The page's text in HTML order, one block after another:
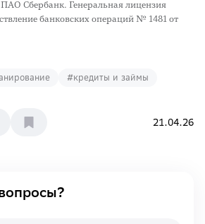
ПАО Сбербанк. Генеральная лицензия
банковских операций № 1481 от
#кредиты и займы
21.04.26